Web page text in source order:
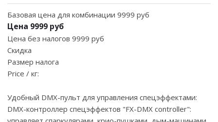
Базовая цена для комбинации 9999 руб
Цена 9999 руб
Цена без налогов 9999 руб
Скидка
Размер налога
Price / кг:
Удобный DMX-пульт для управления спецэффектами:
DMX-контроллер спецэффектов "FX-DMX controller":